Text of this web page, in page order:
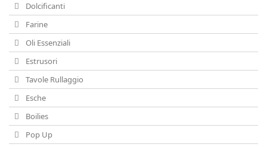
Dolcificanti
Farine
Oli Essenziali
Estrusori
Tavole Rullaggio
Esche
Boilies
Pop Up